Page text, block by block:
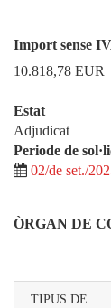
Import sense
10.818,78 EUR
Estat
Adjudicat
Periode de
02/de set./
ÒRGAN DE
TIPUS DE